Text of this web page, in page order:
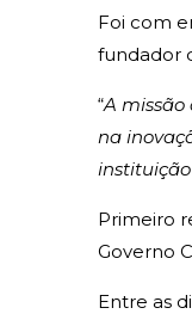
Foi com
fundador
“A missão
na
Primeiro
Governo
Entre as